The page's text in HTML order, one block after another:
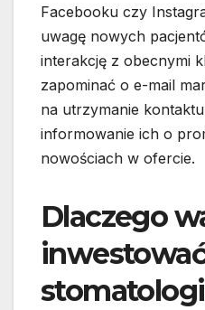
Facebooku czy
uwagę nowych
interakcję z obecnymi
zapominać o e-mail
na utrzymanie
informowanie ich o
nowościach w ofercie.
Dlaczego